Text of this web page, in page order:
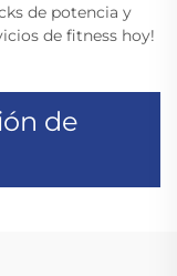
de potencia y
de fitness hoy!
de